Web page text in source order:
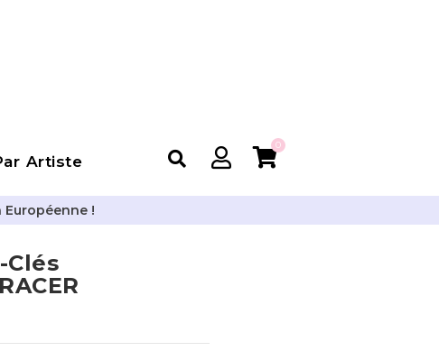
Artiste
0
!